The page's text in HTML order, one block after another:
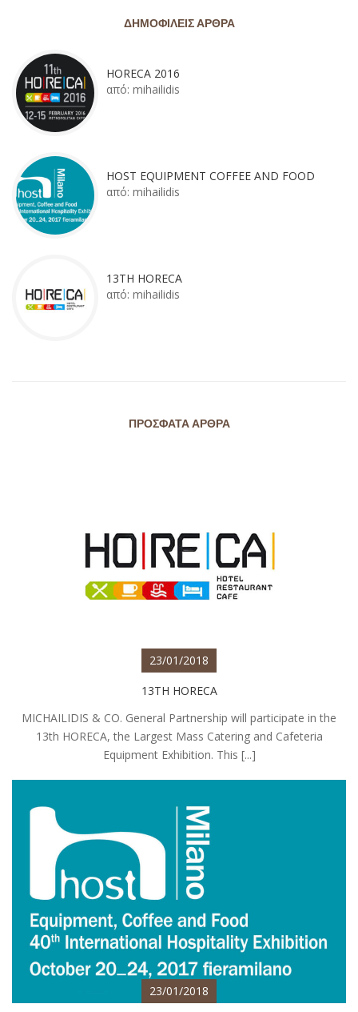
ΔΗΜΟΦΙΛΕΊΣ ΆΡΘΡΑ
HORECA 2016
από: mihailidis
HOST EQUIPMENT COFFEE AND FOOD
από: mihailidis
13TH HORECA
από: mihailidis
ΠΡΌΣΦΑΤΑ ΆΡΘΡΑ
23/01/2018
13TH HORECA
MICHAILIDIS & CO. General Partnership will participate in the
13th HORECA, the Largest Mass Catering and Cafeteria
Equipment Exhibition. This [...]
23/01/2018